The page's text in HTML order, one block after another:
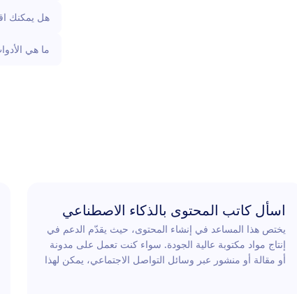
هل يمكنك
ما هي
اسأل كاتب المحتوى بالذكاء الاصطناعي
يختص هذا المساعد في إنشاء المحتوى، حيث يقدّم الدعم في
إنتاج مواد مكتوبة عالية الجودة. سواء كنت تعمل على مدونة
أو مقالة أو منشور عبر وسائل التواصل الاجتماعي، يمكن لهذا